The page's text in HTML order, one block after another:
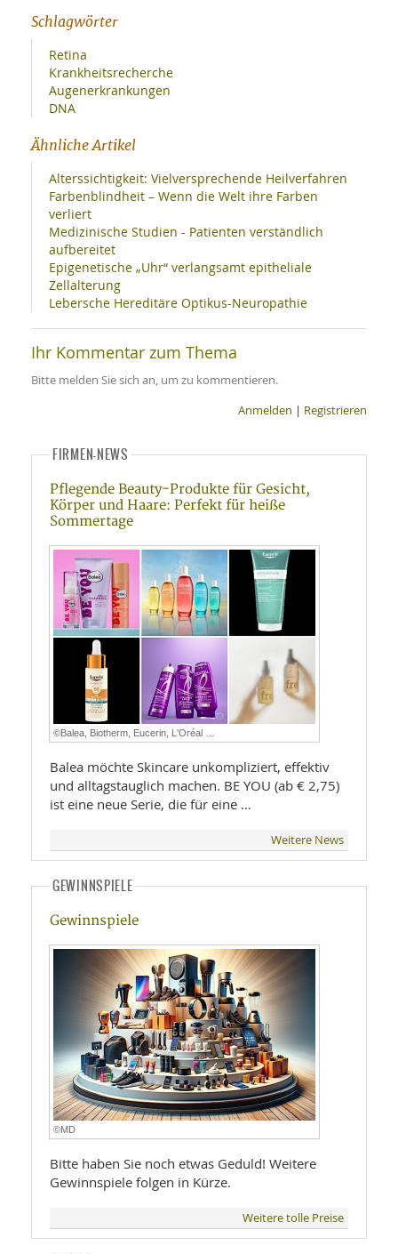
Schlagwörter
Retina
Krankheitsrecherche
Augenerkrankungen
DNA
Ähnliche Artikel
Alterssichtigkeit: Vielversprechende Heilverfahren
Farbenblindheit – Wenn die Welt ihre Farben
verliert
Medizinische Studien - Patienten verständlich
aufbereitet
Epigenetische „Uhr“ verlangsamt epitheliale
Zellalterung
Lebersche Hereditäre Optikus-Neuropathie
Ihr Kommentar zum Thema
Bitte melden Sie sich an, um zu kommentieren.
Anmelden | Registrieren
FIRMEN-NEWS
Pflegende Beauty-Produkte für Gesicht,
Körper und Haare: Perfekt für heiße
Sommertage
©Balea, Biotherm, Eucerin, L'Oréal …
Balea möchte Skincare unkompliziert, effektiv
und alltagstauglich machen. BE YOU (ab € 2,75)
ist eine neue Serie, die für eine …
Weitere News
GEWINNSPIELE
Gewinnspiele
©MD
Bitte haben Sie noch etwas Geduld! Weitere
Gewinnspiele folgen in Kürze.
Weitere tolle Preise